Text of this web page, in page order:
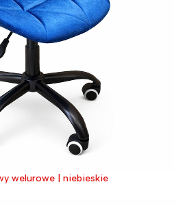
welurowe | niebieskie